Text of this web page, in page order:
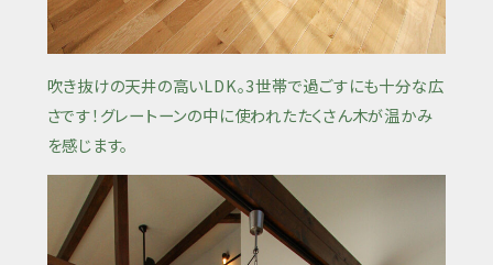
吹き抜けの天井の高いLDK。3世帯で過ごすにも十分な広
さです！グレートーンの中に使われたたくさん木が温かみ
を感じます。